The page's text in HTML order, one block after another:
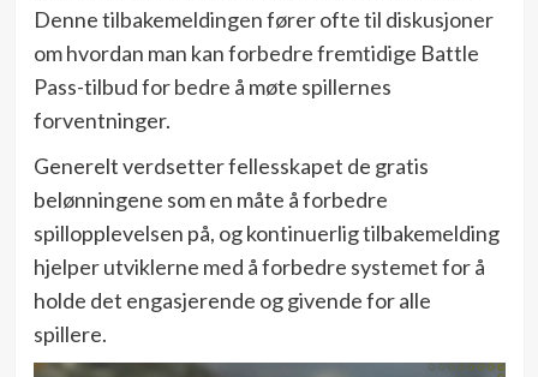
Denne tilbakemeldingen fører ofte til diskusjoner
om hvordan man kan forbedre fremtidige Battle
Pass-tilbud for bedre å møte spillernes
forventninger.
Generelt verdsetter fellesskapet de gratis
belønningene som en måte å forbedre
spillopplevelsen på, og kontinuerlig tilbakemelding
hjelper utviklerne med å forbedre systemet for å
holde det engasjerende og givende for alle
spillere.